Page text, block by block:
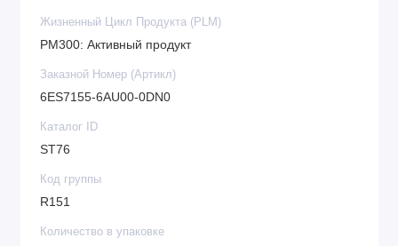
Жизненный Цикл Продукта (PLM)
PM300: Активный продукт
Заказной Номер (Артикл)
6ES7155-6AU00-0DN0
Каталог ID
ST76
Код группы
R151
Количество в упаковке